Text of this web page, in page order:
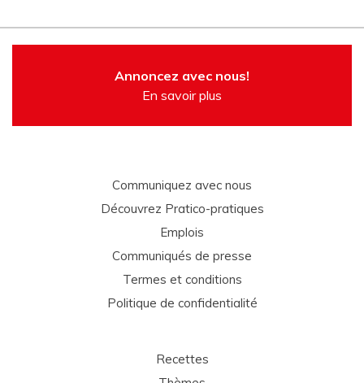
Annoncez avec nous!
En savoir plus
Communiquez avec nous
Découvrez Pratico-pratiques
Emplois
Communiqués de presse
Termes et conditions
Politique de confidentialité
Recettes